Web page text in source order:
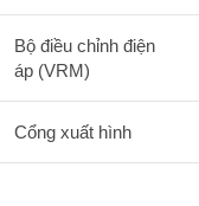
Bộ điều chỉnh điện
áp (VRM)
Cổng xuất hình